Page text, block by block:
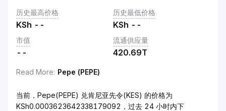
历史最高价格
KSh --
历史最低价格
KSh --
市值
--
流通供应量
420.69T
Read More: Pepe (PEPE)
当前，Pepe(PEPE) 兑肯尼亚先令(KES) 的价格为
KSh0.0003623642338179092，过去 24 小时内下